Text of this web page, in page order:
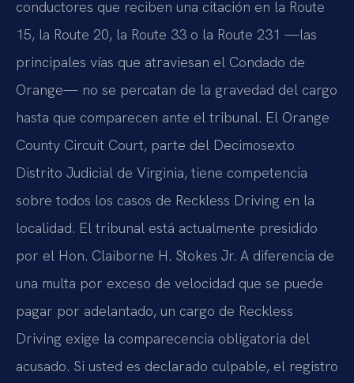
conductores que reciben una citación en la Route
15, la Route 20, la Route 33 o la Route 231 —las
principales vías que atraviesan el Condado de
Orange— no se percatan de la gravedad del cargo
hasta que comparecen ante el tribunal. El Orange
County Circuit Court, parte del Decimosexto
Distrito Judicial de Virginia, tiene competencia
sobre todos los casos de Reckless Driving en la
localidad. El tribunal está actualmente presidido
por el Hon. Claiborne H. Stokes Jr. A diferencia de
una multa por exceso de velocidad que se puede
pagar por adelantado, un cargo de Reckless
Driving exige la comparecencia obligatoria del
acusado. Si usted es declarado culpable, el registro